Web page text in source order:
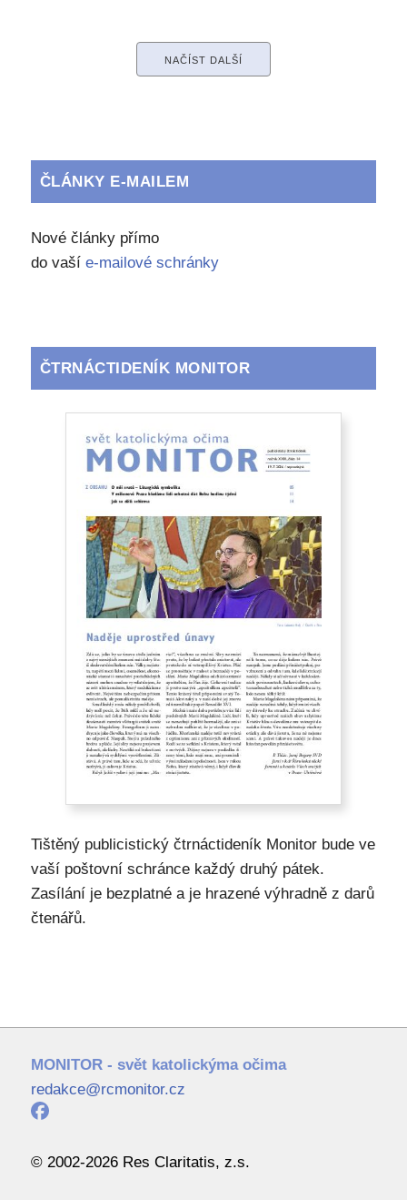
NAČÍST DALŠÍ
ČLÁNKY E-MAILEM
Nové články přímo
do vaší e-mailové schránky
ČTRNÁCTIDENÍK MONITOR
Tištěný publicistický čtrnáctideník Monitor bude ve
vaší poštovní schránce každý druhý pátek.
Zasílání je bezplatné a je hrazené výhradně z darů
čtenářů.
MONITOR - svět katolickýma očima
redakce@rcmonitor.cz
© 2002-2026 Res Claritatis, z.s.